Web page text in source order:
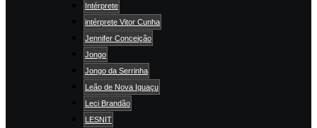
Intérprete
intérprete Vitor Cunha
Jennifer Conceição
Jongo
Jongo da Serrinha
Leão de Nova Iguaçu
Leci Brandão
LESNIT